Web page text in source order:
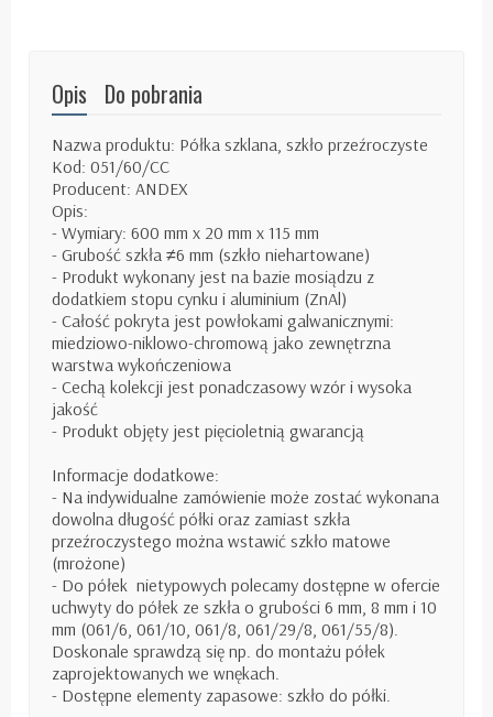
Opis Do pobrania
Nazwa produktu: Półka szklana, szkło przeźroczyste
Kod: 051/60/CC
Producent: ANDEX
Opis:
- Wymiary: 600 mm x 20 mm x 115 mm
- Grubość szkła ≠6 mm (szkło niehartowane)
- Produkt wykonany jest na bazie mosiądzu z
dodatkiem stopu cynku i aluminium (ZnAl)
- Całość pokryta jest powłokami galwanicznymi:
miedziowo-niklowo-chromową jako zewnętrzna
warstwa wykończeniowa
- Cechą kolekcji jest ponadczasowy wzór i wysoka
jakość
- Produkt objęty jest pięcioletnią gwarancją
Informacje dodatkowe:
- Na indywidualne zamówienie może zostać wykonana
dowolna długość półki oraz zamiast szkła
przeźroczystego można wstawić szkło matowe
(mrożone)
- Do półek nietypowych polecamy dostępne w ofercie
uchwyty do półek ze szkła o grubości 6 mm, 8 mm i 10
mm (061/6, 061/10, 061/8, 061/29/8, 061/55/8).
Doskonale sprawdzą się np. do montażu półek
zaprojektowanych we wnękach.
- Dostępne elementy zapasowe: szkło do półki.